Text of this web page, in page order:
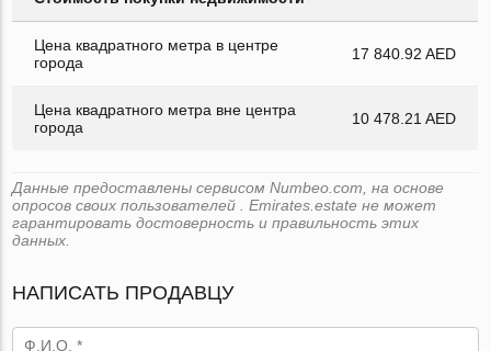
Цена квадратного метра в центре
города
17 840.92 AED
Цена квадратного метра вне центра
города
10 478.21 AED
Данные предоставлены сервисом Numbeo.com, на основе
опросов своих пользователей . Emirates.estate не может
гарантировать достоверность и правильность этих
данных.
НАПИСАТЬ ПРОДАВЦУ